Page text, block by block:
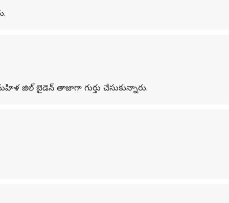
జిల్ బైడెన్ తాజాగా గుర్తు చేసుకున్నారు.